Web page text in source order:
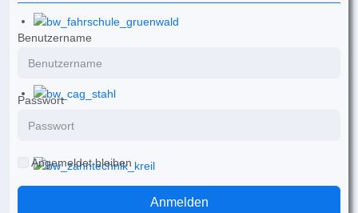
Benutzername
Passwort
Angemeldet bleiben
Anmelden